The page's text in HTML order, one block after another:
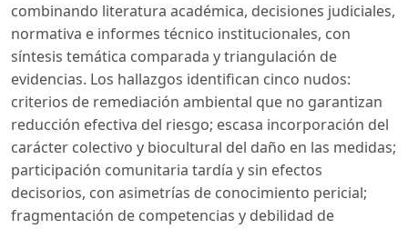
combinando literatura académica, decisiones judiciales,
normativa e informes técnico institucionales, con
síntesis temática comparada y triangulación de
evidencias. Los hallazgos identifican cinco nudos:
criterios de remediación ambiental que no garantizan
reducción efectiva del riesgo; escasa incorporación del
carácter colectivo y biocultural del daño en las medidas;
participación comunitaria tardía y sin efectos
decisorios, con asimetrías de conocimiento pericial;
fragmentación de competencias y debilidad de